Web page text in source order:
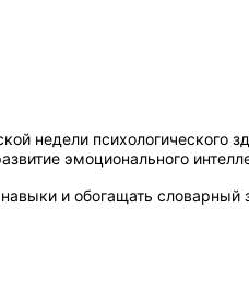
недели психологического
эмоционального
и обогащать словарный